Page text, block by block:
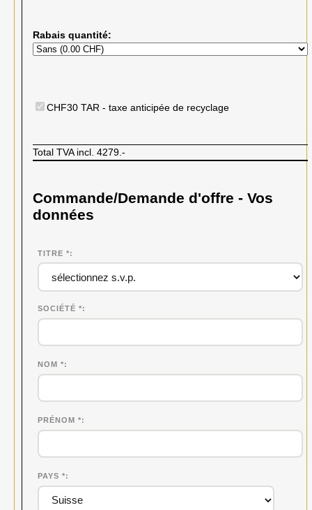
Rabais quantité:
CHF30 TAR - taxe anticipée de recyclage
Total TVA incl. 4279.-
Commande/Demande d'offre - Vos
données
TITRE *
SOCIÉTÉ *
NOM *
PRÉNOM *
PAYS *